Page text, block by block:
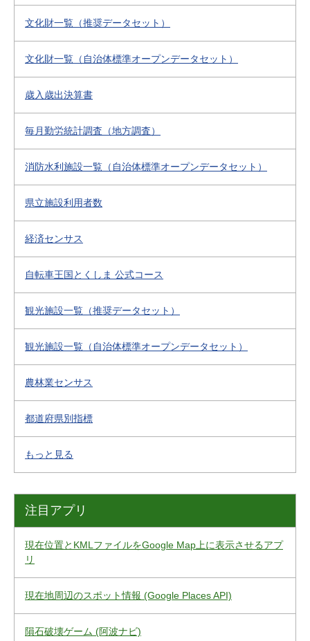
文化財一覧（推奨データセット）
文化財一覧（自治体標準オープンデータセット）
歳入歳出決算書
毎月勤労統計調査（地方調査）
消防水利施設一覧（自治体標準オープンデータセット）
県立施設利用者数
経済センサス
自転車王国とくしま 公式コース
観光施設一覧（推奨データセット）
観光施設一覧（自治体標準オープンデータセット）
農林業センサス
都道府県別指標
もっと見る
注目アプリ
現在位置とKMLファイルをGoogle Map上に表示させるアプ
リ
現在地周辺のスポット情報 (Google Places API)
隕石破壊ゲーム (阿波ナビ)